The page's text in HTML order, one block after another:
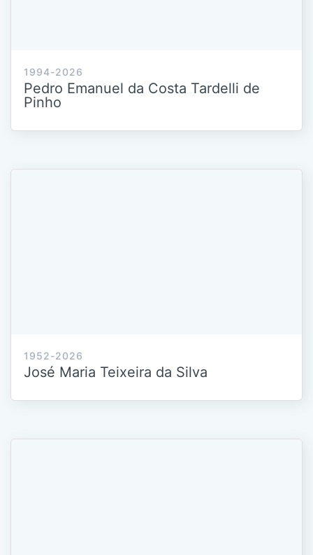
1994-2026
Pedro Emanuel da Costa Tardelli de
Pinho
1952-2026
José Maria Teixeira da Silva